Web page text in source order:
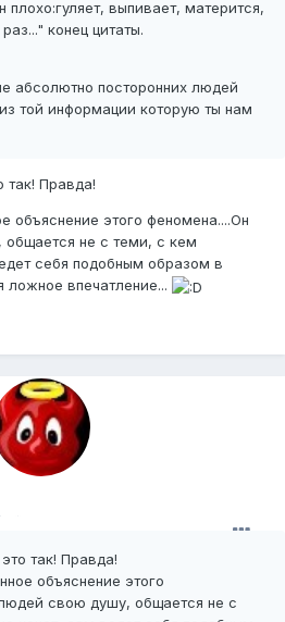
плохо:гуляет, выпивает, матерится,
конец цитаты.
абсолютно посторонних людей
той информации которую ты нам
так! Правда!
объяснение этого феномена....Он
не с теми, с кем
себя подобным образом в
ложное впечатление...
так! Правда!
объяснение этого
свою душу, общается не с